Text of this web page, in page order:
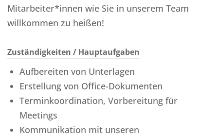
Mitarbeiter*innen wie Sie in unserem Team
willkommen zu heißen!
Zuständigkeiten / Hauptaufgaben
Aufbereiten von Unterlagen
Erstellung von Office-Dokumenten
Terminkoordination, Vorbereitung für
Meetings
Kommunikation mit unseren